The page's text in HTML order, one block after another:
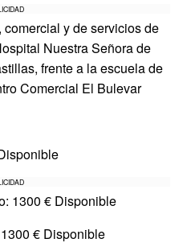
y de servicios de
Nuestra Señora de
frente a la escuela de
Comercial El Bulevar
1300 € Disponible
€ Disponible